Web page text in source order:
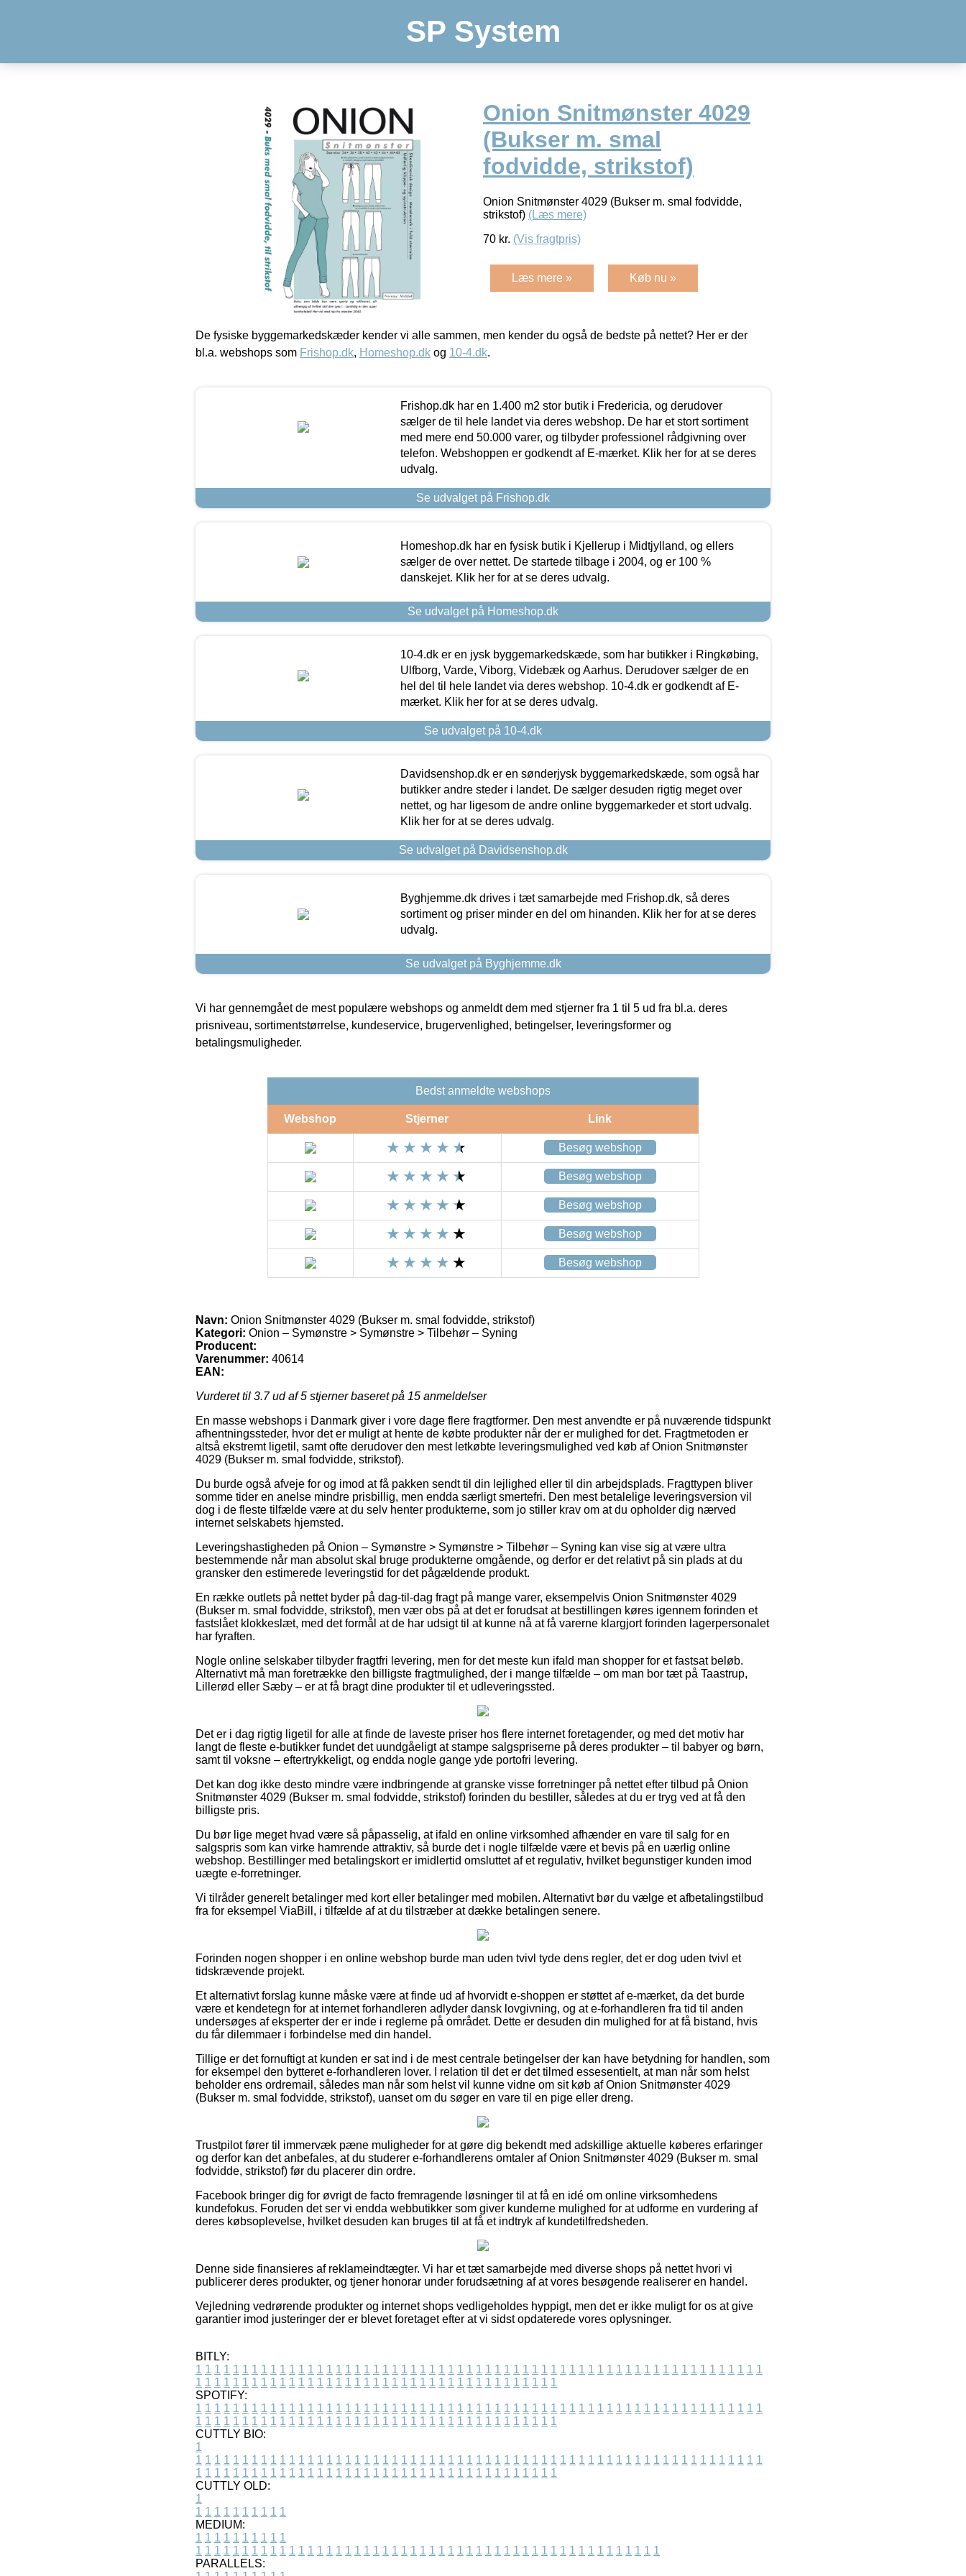
SP System
Onion Snitmønster 4029
(Bukser m. smal
fodvidde, strikstof)
Onion Snitmønster 4029 (Bukser m. smal fodvidde,
strikstof) (Læs mere)
70 kr. (Vis fragtpris)
Læs mere » Køb nu »
De fysiske byggemarkedskæder kender vi alle sammen, men kender du også de bedste på nettet? Her er der
bl.a. webshops som Frishop.dk, Homeshop.dk og 10-4.dk.
Frishop.dk har en 1.400 m2 stor butik i Fredericia, og derudover
sælger de til hele landet via deres webshop. De har et stort sortiment
med mere end 50.000 varer, og tilbyder professionel rådgivning over
telefon. Webshoppen er godkendt af E-mærket. Klik her for at se deres
udvalg.
Se udvalget på Frishop.dk
Homeshop.dk har en fysisk butik i Kjellerup i Midtjylland, og ellers
sælger de over nettet. De startede tilbage i 2004, og er 100 %
danskejet. Klik her for at se deres udvalg.
Se udvalget på Homeshop.dk
10-4.dk er en jysk byggemarkedskæde, som har butikker i Ringkøbing,
Ulfborg, Varde, Viborg, Videbæk og Aarhus. Derudover sælger de en
hel del til hele landet via deres webshop. 10-4.dk er godkendt af E-
mærket. Klik her for at se deres udvalg.
Se udvalget på 10-4.dk
Davidsenshop.dk er en sønderjysk byggemarkedskæde, som også har
butikker andre steder i landet. De sælger desuden rigtig meget over
nettet, og har ligesom de andre online byggemarkeder et stort udvalg.
Klik her for at se deres udvalg.
Se udvalget på Davidsenshop.dk
Byghjemme.dk drives i tæt samarbejde med Frishop.dk, så deres
sortiment og priser minder en del om hinanden. Klik her for at se deres
udvalg.
Se udvalget på Byghjemme.dk
Vi har gennemgået de mest populære webshops og anmeldt dem med stjerner fra 1 til 5 ud fra bl.a. deres
prisniveau, sortimentstørrelse, kundeservice, brugervenlighed, betingelser, leveringsformer og
betalingsmuligheder.
Bedst anmeldte webshops
Webshop Stjerner Link
Besøg webshop
Besøg webshop
Besøg webshop
Besøg webshop
Besøg webshop
Navn: Onion Snitmønster 4029 (Bukser m. smal fodvidde, strikstof)
Kategori: Onion – Symønstre > Symønstre > Tilbehør – Syning
Producent:
Varenummer: 40614
EAN:
Vurderet til 3.7ud af 5 stjerner baseret på 15 anmeldelser
En masse webshops i Danmark giver i vore dage flere fragtformer. Den mest anvendte er på nuværende tidspunkt
afhentningssteder, hvor det er muligt at hente de købte produkter når der er mulighed for det. Fragtmetoden er
altså ekstremt ligetil, samt ofte derudover den mest letkøbte leveringsmulighed ved køb af Onion Snitmønster
4029 (Bukser m. smal fodvidde, strikstof).
Du burde også afveje for og imod at få pakken sendt til din lejlighed eller til din arbejdsplads. Fragttypen bliver
somme tider en anelse mindre prisbillig, men endda særligt smertefri. Den mest betalelige leveringsversion vil
dog i de fleste tilfælde være at du selv henter produkterne, som jo stiller krav om at du opholder dig nærved
internet selskabets hjemsted.
Leveringshastigheden på Onion – Symønstre > Symønstre > Tilbehør – Syning kan vise sig at være ultra
bestemmende når man absolut skal bruge produkterne omgående, og derfor er det relativt på sin plads at du
gransker den estimerede leveringstid for det pågældende produkt.
En række outlets på nettet byder på dag-til-dag fragt på mange varer, eksempelvis Onion Snitmønster 4029
(Bukser m. smal fodvidde, strikstof), men vær obs på at det er forudsat at bestillingen køres igennem forinden et
fastslået klokkeslæt, med det formål at de har udsigt til at kunne nå at få varerne klargjort forinden lagerpersonalet
har fyraften.
Nogle online selskaber tilbyder fragtfri levering, men for det meste kun ifald man shopper for et fastsat beløb.
Alternativt må man foretrække den billigste fragtmulighed, der i mange tilfælde – om man bor tæt på Taastrup,
Lillerød eller Sæby – er at få bragt dine produkter til et udleveringssted.
Det er i dag rigtig ligetil for alle at finde de laveste priser hos flere internet foretagender, og med det motiv har
langt de fleste e-butikker fundet det uundgåeligt at stampe salgspriserne på deres produkter – til babyer og børn,
samt til voksne – eftertrykkeligt, og endda nogle gange yde portofri levering.
Det kan dog ikke desto mindre være indbringende at granske visse forretninger på nettet efter tilbud på Onion
Snitmønster 4029 (Bukser m. smal fodvidde, strikstof) forinden du bestiller, således at du er tryg ved at få den
billigste pris.
Du bør lige meget hvad være så påpasselig, at ifald en online virksomhed afhænder en vare til salg for en
salgspris som kan virke hamrende attraktiv, så burde det i nogle tilfælde være et bevis på en uærlig online
webshop. Bestillinger med betalingskort er imidlertid omsluttet af et regulativ, hvilket begunstiger kunden imod
uægte e-forretninger.
Vi tilråder generelt betalinger med kort eller betalinger med mobilen. Alternativt bør du vælge et afbetalingstilbud
fra for eksempel ViaBill, i tilfælde af at du tilstræber at dække betalingen senere.
Forinden nogen shopper i en online webshop burde man uden tvivl tyde dens regler, det er dog uden tvivl et
tidskrævende projekt.
Et alternativt forslag kunne måske være at finde ud af hvorvidt e-shoppen er støttet af e-mærket, da det burde
være et kendetegn for at internet forhandleren adlyder dansk lovgivning, og at e-forhandleren fra tid til anden
undersøges af eksperter der er inde i reglerne på området. Dette er desuden din mulighed for at få bistand, hvis
du får dilemmaer i forbindelse med din handel.
Tillige er det fornuftigt at kunden er sat ind i de mest centrale betingelser der kan have betydning for handlen, som
for eksempel den bytteret e-forhandleren lover. I relation til det er det tilmed essesentielt, at man når som helst
beholder ens ordremail, således man når som helst vil kunne vidne om sit køb af Onion Snitmønster 4029
(Bukser m. smal fodvidde, strikstof), uanset om du søger en vare til en pige eller dreng.
Trustpilot fører til immervæk pæne muligheder for at gøre dig bekendt med adskillige aktuelle køberes erfaringer
og derfor kan det anbefales, at du studerer e-forhandlerens omtaler af Onion Snitmønster 4029 (Bukser m. smal
fodvidde, strikstof) før du placerer din ordre.
Facebook bringer dig for øvrigt de facto fremragende løsninger til at få en idé om online virksomhedens
kundefokus. Foruden det ser vi endda webbutikker som giver kunderne mulighed for at udforme en vurdering af
deres købsoplevelse, hvilket desuden kan bruges til at få et indtryk af kundetilfredsheden.
Denne side finansieres af reklameindtægter. Vi har et tæt samarbejde med diverse shops på nettet hvori vi
publicerer deres produkter, og tjener honorar under forudsætning af at vores besøgende realiserer en handel.
Vejledning vedrørende produkter og internet shops vedligeholdes hyppigt, men det er ikke muligt for os at give
garantier imod justeringer der er blevet foretaget efter at vi sidst opdaterede vores oplysninger.
BITLY:
1 1 1 1 1 1 1 1 1 1 1 1 1 1 1 1 1 1 1 1 1 1 1 1 1 1 1 1 1 1 1 1 1 1 1 1 1 1 1 1 1 1 1 1 1 1 1 1 1 1 1 1 1 1 1 1 1 1 1 1 1
1 1 1 1 1 1 1 1 1 1 1 1 1 1 1 1 1 1 1 1 1 1 1 1 1 1 1 1 1 1 1 1 1 1 1 1 1 1 1
SPOTIFY:
1 1 1 1 1 1 1 1 1 1 1 1 1 1 1 1 1 1 1 1 1 1 1 1 1 1 1 1 1 1 1 1 1 1 1 1 1 1 1 1 1 1 1 1 1 1 1 1 1 1 1 1 1 1 1 1 1 1 1 1 1
1 1 1 1 1 1 1 1 1 1 1 1 1 1 1 1 1 1 1 1 1 1 1 1 1 1 1 1 1 1 1 1 1 1 1 1 1 1 1
CUTTLY BIO:
1
1 1 1 1 1 1 1 1 1 1 1 1 1 1 1 1 1 1 1 1 1 1 1 1 1 1 1 1 1 1 1 1 1 1 1 1 1 1 1 1 1 1 1 1 1 1 1 1 1 1 1 1 1 1 1 1 1 1 1 1 1
1 1 1 1 1 1 1 1 1 1 1 1 1 1 1 1 1 1 1 1 1 1 1 1 1 1 1 1 1 1 1 1 1 1 1 1 1 1 1
CUTTLY OLD:
1
1 1 1 1 1 1 1 1 1 1
MEDIUM:
1 1 1 1 1 1 1 1 1 1
1 1 1 1 1 1 1 1 1 1 1 1 1 1 1 1 1 1 1 1 1 1 1 1 1 1 1 1 1 1 1 1 1 1 1 1 1 1 1 1 1 1 1 1 1 1 1 1 1 1
PARALLELS: